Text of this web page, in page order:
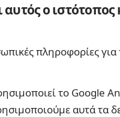
ο ιστότοπος
πληροφορίες
το Google
αυτά τα